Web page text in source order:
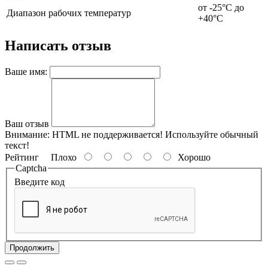
Диапазон рабочих температур
от -25°С до
+40°С
Написать отзыв
Ваше имя:
Ваш отзыв
Внимание: HTML не поддерживается! Используйте обычный
текст!
Рейтинг Плохо
Хорошо
Captcha
Введите код
Продолжить